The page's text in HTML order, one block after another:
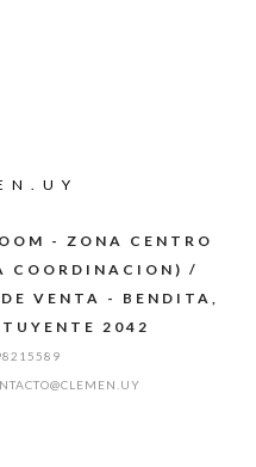
- ZONA CENTRO
COORDINACION) /
VENTA - BENDITA,
2042